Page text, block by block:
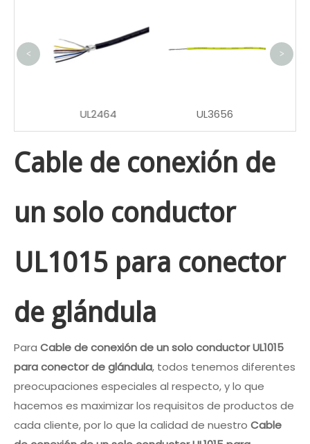
UL2464 UL3656
< >
Cable de conexión de
un solo conductor
UL1015 para conector
de glándula
Para Cable de conexión de un solo conductor UL1015
para conector de glándula, todos tenemos diferentes
preocupaciones especiales al respecto, y lo que
hacemos es maximizar los requisitos de productos de
cada cliente, por lo que la calidad de nuestro Cable